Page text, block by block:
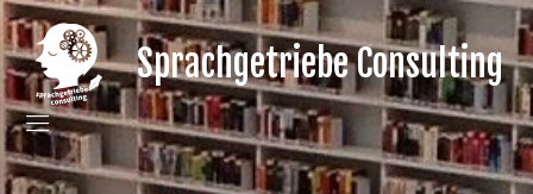
Skip
to
content
Sprachgetriebe Consulting
gain
a
language
gear
for